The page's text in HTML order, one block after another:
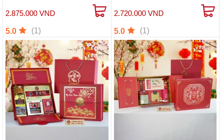
2.875.000 VND
5.0 (1)
2.720.000 VND
5.0 (1)